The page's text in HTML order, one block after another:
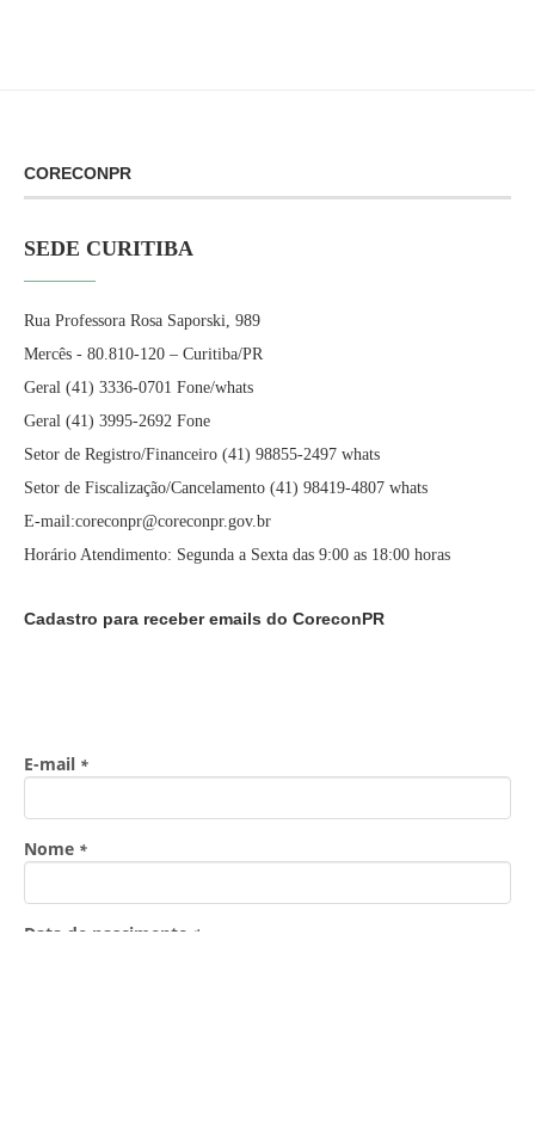
CORECONPR
SEDE CURITIBA
Rua Professora Rosa Saporski, 989
Mercês - 80.810-120 – Curitiba/PR
Geral (41) 3336-0701 Fone/whats
Geral (41) 3995-2692 Fone
Setor de Registro/Financeiro (41) 98855-2497 whats
Setor de Fiscalização/Cancelamento (41) 98419-4807 whats
E-mail:coreconpr@coreconpr.gov.br
Horário Atendimento: Segunda a Sexta das 9:00 as 18:00 horas
Cadastro para receber emails do CoreconPR